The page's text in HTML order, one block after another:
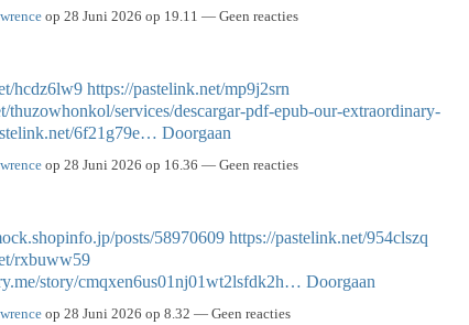
op 28 Juni 2026 op 19.11 — Geen reacties
hcdz6lw9 https://pastelink.net/mp9j2srn
thuzowhonkol/services/descargar-pdf-epub-our-extraordinary-
6f21g79e… Doorgaan
op 28 Juni 2026 op 16.36 — Geen reacties
posts/58970609 https://pastelink.net/954clszq
rxbuww59
story/cmqxen6us01nj01wt2lsfdk2h… Doorgaan
op 28 Juni 2026 op 8.32 — Geen reacties